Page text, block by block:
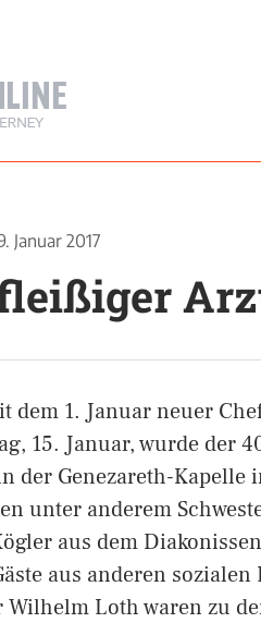
Januar 2017
dem 1. Januar neuer
15. Januar, wurde der
der Genezareth-Kapelle
unter anderem
aus dem
aus anderen
Loth waren zu